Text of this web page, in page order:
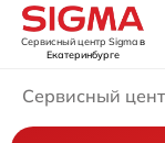
Сервисный центр Sigmaв
Екатеринбурге
Сервисный